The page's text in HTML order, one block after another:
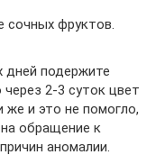
сочных фруктов.
дней подержите
2-3 суток цвет
же и это не помогло,
обращение к
аномалии.